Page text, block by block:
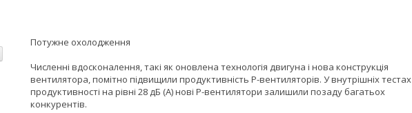
Потужне охолодження
Численні вдосконалення, такі як оновлена технологія двигуна і нова конструкція
вентилятора, помітно підвищили продуктивність P-вентиляторів. У внутрішніх тестах
продуктивності на рівні 28 дБ (A) нові P-вентилятори залишили позаду багатьох
конкурентів.